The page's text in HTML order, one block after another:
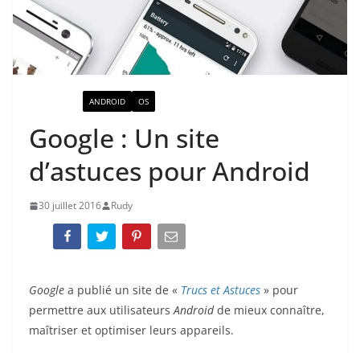
ANDROID OS
Google : Un site
d’astuces pour Android
30 juillet 2016 Rudy
Google a publié un site de « Trucs et Astuces » pour
permettre aux utilisateurs Androidde mieux connaître,
maîtriser et optimiser leurs appareils.